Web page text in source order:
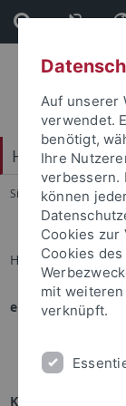
Direkt
zum
Inhalt
Direkt
zur
Fußleiste
Sie sind hier:
Hazel Rowland
eingesetzt in
Kontakt mit Hazel
Auf unserer
verwendet.
benötigt,
Ihre
verbessern.
können
Cookies zur
Cookies
mit
verknüpft.